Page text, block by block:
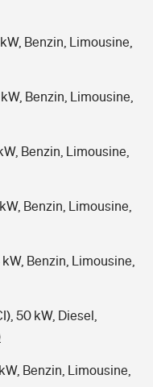
Benzin, Limousine,
Benzin, Limousine,
Benzin, Limousine,
Benzin, Limousine,
Benzin, Limousine,
50 kW, Diesel,
Benzin, Limousine,